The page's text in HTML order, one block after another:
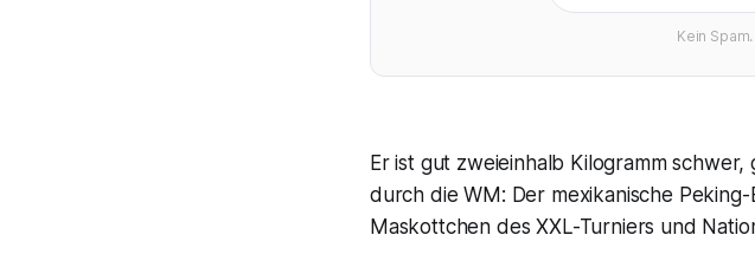
Kein
Er ist gut zweieinhalb Kilogramm
durch die WM: Der mexikanische
Maskottchen des XXL-Turniers und